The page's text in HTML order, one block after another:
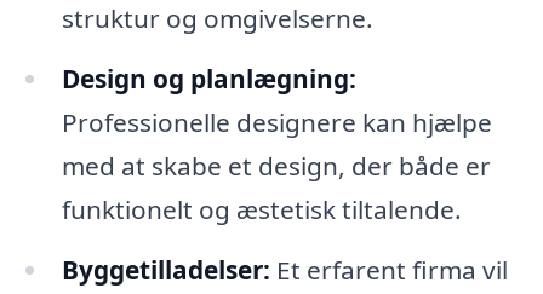
struktur og omgivelserne.
Design og planlægning:
Professionelle designere kan hjælpe
med at skabe et design, der både er
funktionelt og æstetisk tiltalende.
Byggetilladelser: Et erfarent firma vil